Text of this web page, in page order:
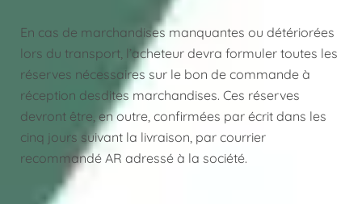
En cas de marchandises manquantes ou détériorées
lors du transport, l’acheteur devra formuler toutes les
réserves nécessaires sur le bon de commande à
réception desdites marchandises. Ces réserves
devront être, en outre, confirmées par écrit dans les
cinq jours suivant la livraison, par courrier
recommandé AR adressé à la société.